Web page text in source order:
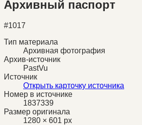
Архивный паспорт
#1017
Тип материала
Архивная фотография
Архив-источник
PastVu
Источник
Открыть карточку источника
Номер в источнике
1837339
Размер оригинала
1280 × 601 px